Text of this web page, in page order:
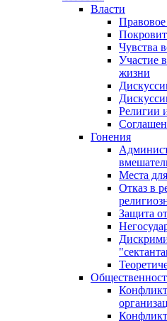
Власти
Правовое
Чувства
Участие
жизни
Религии
Гонения
Места
Отказ в
Защита